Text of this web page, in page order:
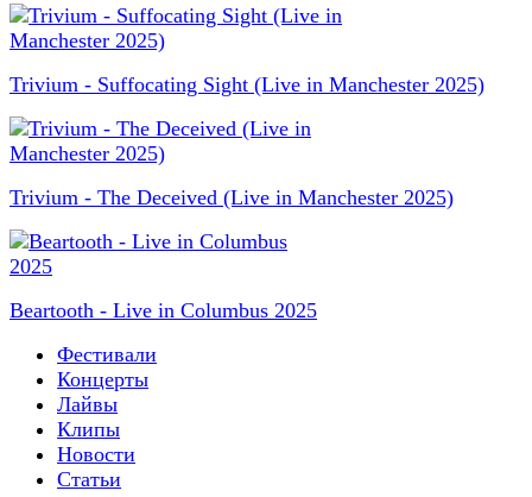
Trivium - Suffocating Sight (Live in Manchester 2025)
Trivium - The Deceived (Live in Manchester 2025)
Beartooth - Live in Columbus 2025
Фестивали
Концерты
Лайвы
Клипы
Новости
Статьи